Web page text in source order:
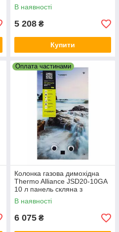
В наявності
5 208 ₴
Купити
Оплата частинами
Колонка газова димохідна
Thermo Alliance JSD20-10GA
10 л панель скляна з
малюнком море
В наявності
6 075 ₴